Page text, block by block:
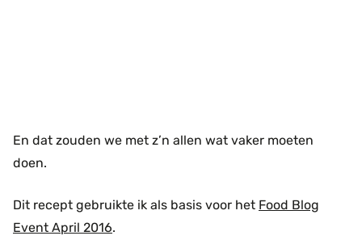
En dat zouden we met z’n allen wat vaker moeten
doen.
Dit recept gebruikte ik als basis voor het Food Blog
Event April 2016.